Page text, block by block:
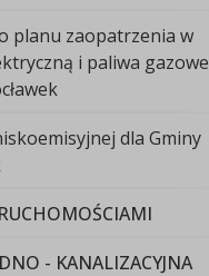
planu zaopatrzenia w
i paliwa
dla Gminy
- KANALIZACYJNA